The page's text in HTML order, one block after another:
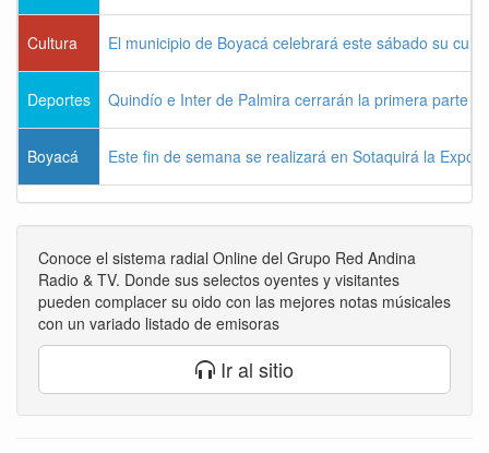
Cultura El municipio de Boyacá celebrará este sábado su
Deportes Quindío e Inter de Palmira cerrarán la primera parte
Boyacá Este fin de semana se realizará en Sotaquirá la
Conoce el sistema radial Online del Grupo Red Andina
Radio & TV. Donde sus selectos oyentes y visitantes
pueden complacer su oido con las mejores notas músicales
con un variado listado de emisoras
Ir al sitio